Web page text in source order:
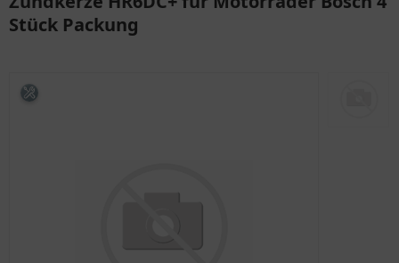
Stück Packung